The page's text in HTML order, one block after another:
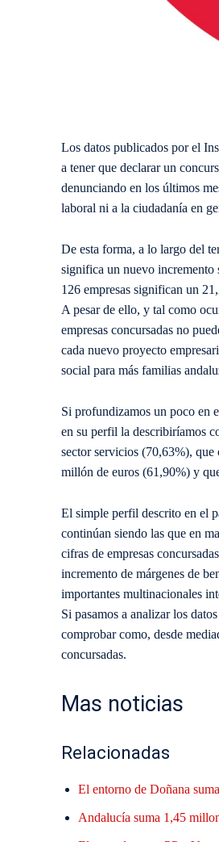
Los datos publicados por el
a tener que declarar un
denunciando en los últimos
laboral ni a la ciudadanía en
De esta forma, a lo largo del
significa un nuevo incremento
126 empresas significan un
A pesar de ello, y tal como
empresas concursadas no
cada nuevo proyecto
social para más familias
Si profundizamos un poco en
en su perfil la describiríamos
sector servicios (70,63%),
millón de euros (61,90%) y
El simple perfil descrito en el
continúan siendo las que en
cifras de empresas
incremento de márgenes de
importantes multinacionales
Si pasamos a analizar los
comprobar como, desde
concursadas.
Mas noticias
Relacionadas
El entorno de Doñana
Andalucía suma 1,45